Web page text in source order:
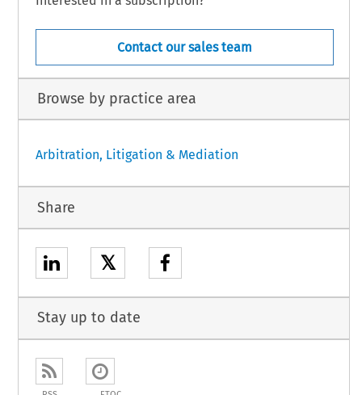
Contact our sales team
Browse by practice area
Arbitration, Litigation & Mediation
Share
𝕏
Stay up to date